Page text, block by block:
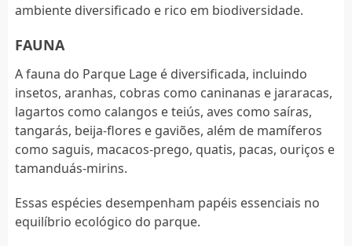
ambiente diversificado e rico em biodiversidade.
FAUNA
A fauna do Parque Lage é diversificada, incluindo
insetos, aranhas, cobras como caninanas e jararacas,
lagartos como calangos e teiús, aves como saíras,
tangarás, beija-flores e gaviões, além de mamíferos
como saguis, macacos-prego, quatis, pacas, ouriços e
tamanduás-mirins.
Essas espécies desempenham papéis essenciais no
equilíbrio ecológico do parque.